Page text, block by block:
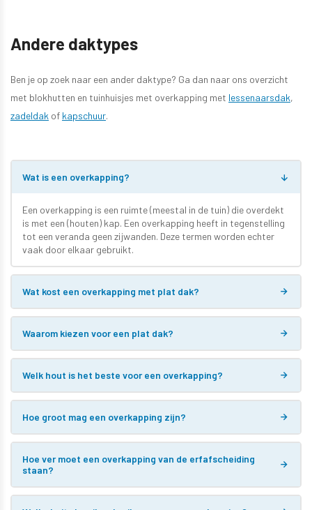
Andere daktypes
Ben je op zoek naar een ander daktype? Ga dan naar ons overzicht
met blokhutten en tuinhuisjes met overkapping met lessenaarsdak,
zadeldak of kapschuur.
Wat is een overkapping?
Een overkapping is een ruimte (meestal in de tuin) die overdekt
is met een (houten) kap. Een overkapping heeft in tegenstelling
tot een veranda geen zijwanden. Deze termen worden echter
vaak door elkaar gebruikt.
Wat kost een overkapping met plat dak?
Waarom kiezen voor een plat dak?
Welk hout is het beste voor een overkapping?
Hoe groot mag een overkapping zijn?
Hoe ver moet een overkapping van de erfafscheiding
staan?